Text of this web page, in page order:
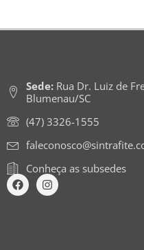
Sede:Rua Dr. Luiz de
Blumenau/SC
(47) 3326-1555
Conheça as subsedes